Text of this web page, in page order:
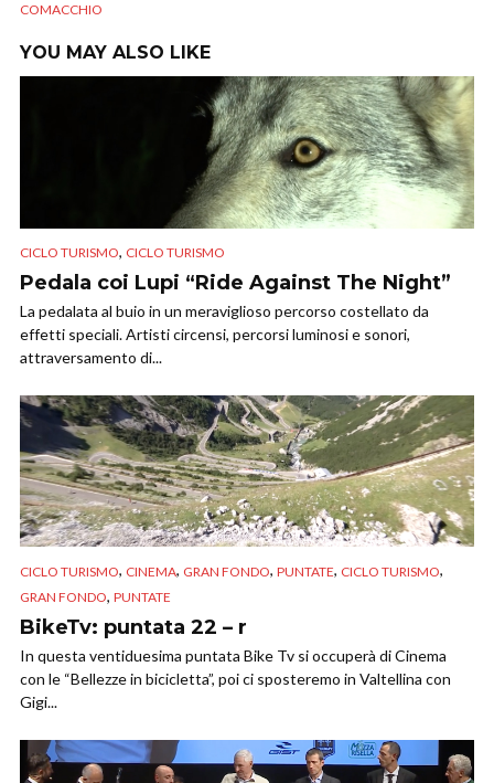
COMACCHIO
YOU MAY ALSO LIKE
CICLO TURISMO, CICLO TURISMO
Pedala coi Lupi “Ride Against The Night”
La pedalata al buio in un meraviglioso percorso costellato da
effetti speciali. Artisti circensi, percorsi luminosi e sonori,
attraversamento di...
CICLO TURISMO, CINEMA, GRAN FONDO, PUNTATE, CICLO TURISMO,
GRAN FONDO, PUNTATE
BikeTv: puntata 22 – r
In questa ventiduesima puntata Bike Tv si occuperà di Cinema
con le “Bellezze in bicicletta”, poi ci sposteremo in Valtellina con
Gigi...